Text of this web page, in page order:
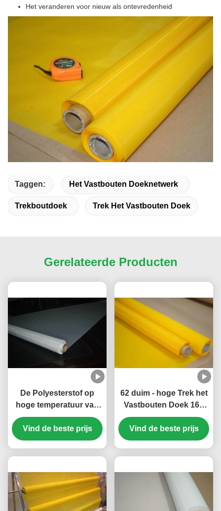
Het veranderen voor nieuw als ontevredenheid
Taggen: Het Vastbouten Doeknetwerk
Trekboutdoek Trek Het Vastbouten Doek
Gerelateerde Producten
De Polyesterstof op
hoge temperatuur van
de het Schermdruk voor
PCB-Chemische
productenweerstand
Vind de beste prijs
62 duim - hoge Trek het
Vastbouten Doek 160
Netwerk voor het
Schermdruk, FDA-
Certificaat
Vind de beste prijs